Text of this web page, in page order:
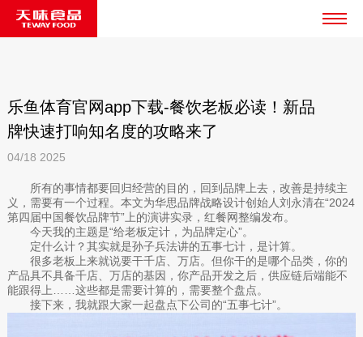
乐鱼体育官网app下载-餐饮老板必读！新品
牌快速打响知名度的攻略来了
04/18 2025
所有的事情都要回归经营的目的，回到品牌上去，改善是持续主
义，需要有一个过程。本文为华思品牌战略设计创始人刘永清在“2024
第四届中国餐饮品牌节”上的演讲实录，红餐网整编发布。
今天我的主题是“给老板定计，为品牌定心”。
定什么计？其实就是孙子兵法讲的五事七计，是计算。
很多老板上来就说要干千店、万店。但你干的是哪个品类，你的
产品具不具备千店、万店的基因，你产品开发之后，供应链后端能不
能跟得上……这些都是需要计算的，需要整个盘点。
接下来，我就跟大家一起盘点下公司的“五事七计”。